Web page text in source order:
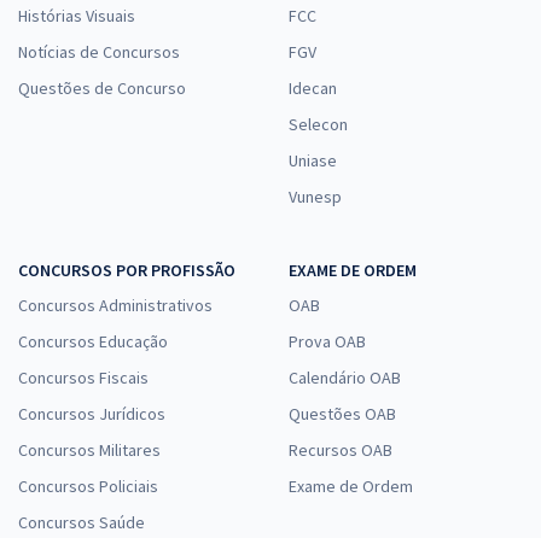
Histórias Visuais
Notícias de Concursos
Questões de Concurso
FCC
FGV
Idecan
Selecon
Uniase
Vunesp
CONCURSOS POR PROFISSÃO
Concursos Administrativos
Concursos Educação
Concursos Fiscais
Concursos Jurídicos
Concursos Militares
Concursos Policiais
Concursos Saúde
EXAME DE ORDEM
OAB
Prova OAB
Calendário OAB
Questões OAB
Recursos OAB
Exame de Ordem